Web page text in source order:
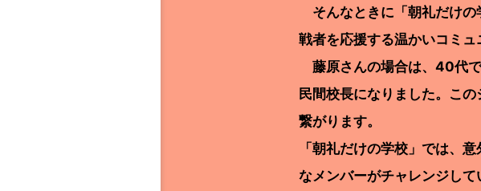
そんなときに「朝礼だけの
戦者を応援する温かいコミュ
藤原さんの場合は、40代
民間校長になりました。こ
繋がります。
「朝礼だけの学校」では、
なメンバーがチャレンジして